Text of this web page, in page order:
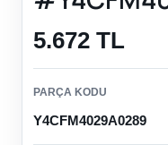
5.672 TL
PARÇA KODU
Y4CFM4029A0289